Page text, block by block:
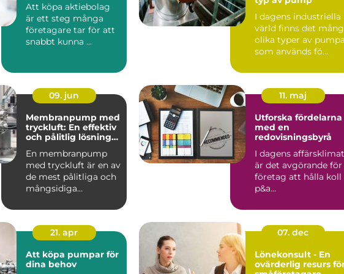
Att köpa aktiebolag
är ett steg många
företagare tar för att
snabbt kunna ...
I dagens industriella
värld finns det
olika typer av
som används fö...
09. jun
Membranpump med
tryckluft: En effektiv
och pålitlig lösning
En membranpump
med tryckluft är en av
de mest pålitliga och
mångsidiga
11. maj
Utforska fördelarna
med en
redovisningsbyrå
I dagens affärsklimat
är det avgörande för
företag att hålla koll
p&a...
21. apr
Att köpa pumpar för
dina behov
07. dec
Lönekonsult - En
ovärderlig resurs